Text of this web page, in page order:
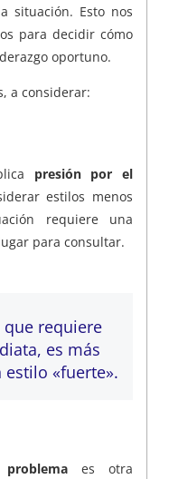
situación. Esto nos
para decidir cómo
oportuno.
a considerar:
presión por el
estilos menos
requiere una
para consultar.
requiere
es más
«fuerte».
es otra